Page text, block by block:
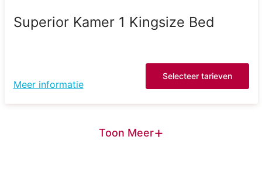
Superior Kamer 1 Kingsize Bed
Meer informatie
Selecteer tarieven
Toon Meer+